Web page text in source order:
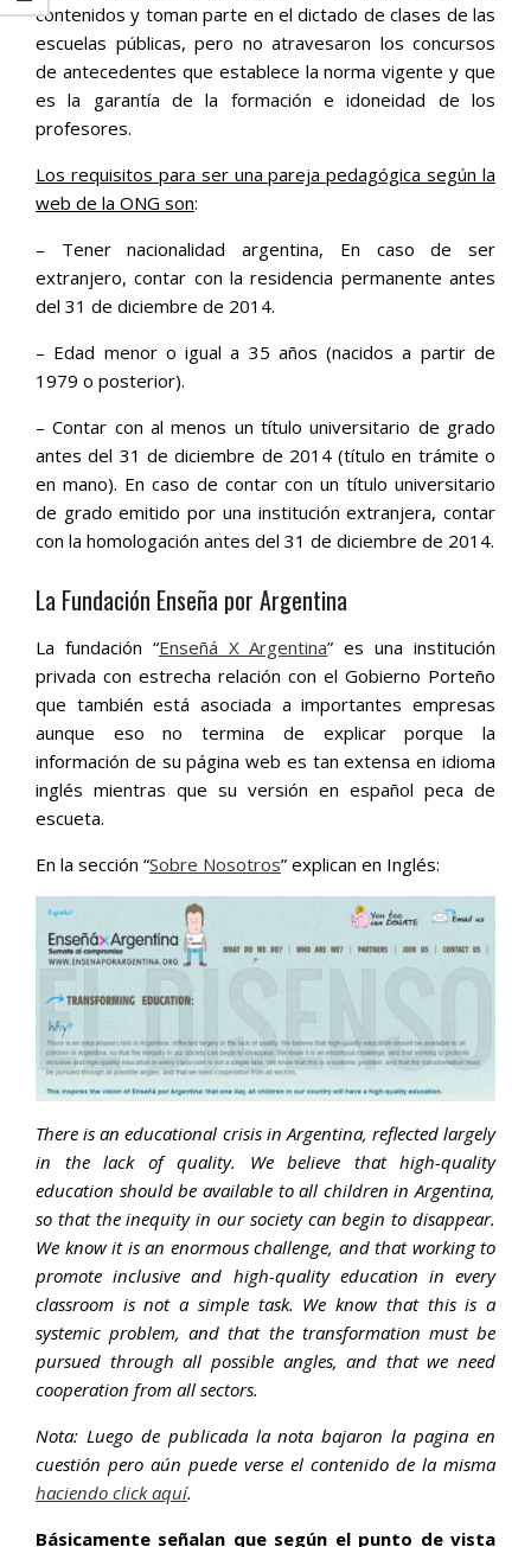
contenidos y toman parte en el dictado de clases de las
escuelas públicas, pero no atravesaron los concursos
de antecedentes que establece la norma vigente y que
es la garantía de la formación e idoneidad de los
profesores.
Los requisitos para ser una pareja pedagógica según la
web de la ONG son:
– Tener nacionalidad argentina, En caso de ser
extranjero, contar con la residencia permanente antes
del 31 de diciembre de 2014.
– Edad menor o igual a 35 años (nacidos a partir de
1979 o posterior).
– Contar con al menos un título universitario de grado
antes del 31 de diciembre de 2014 (título en trámite o
en mano). En caso de contar con un título universitario
de grado emitido por una institución extranjera, contar
con la homologación antes del 31 de diciembre de 2014.
La Fundación Enseña por Argentina
La fundación “Enseñá X Argentina” es una institución
privada con estrecha relación con el Gobierno Porteño
que también está asociada a importantes empresas
aunque eso no termina de explicar porque la
información de su página web es tan extensa en idioma
inglés mientras que su versión en español peca de
escueta.
En la sección “Sobre Nosotros” explican en Inglés:
There is an educational crisis in Argentina, reflected largely
in the lack of quality. We believe that high-quality
education should be available to all children in Argentina,
so that the inequity in our society can begin to disappear.
We know it is an enormous challenge, and that working to
promote inclusive and high-quality education in every
classroom is not a simple task. We know that this is a
systemic problem, and that the transformation must be
pursued through all possible angles, and that we need
cooperation from all sectors.
Nota: Luego de publicada la nota bajaron la pagina en
cuestión pero aún puede verse el contenido de la misma
haciendo click aquí.
Básicamente señalan que según el punto de vista